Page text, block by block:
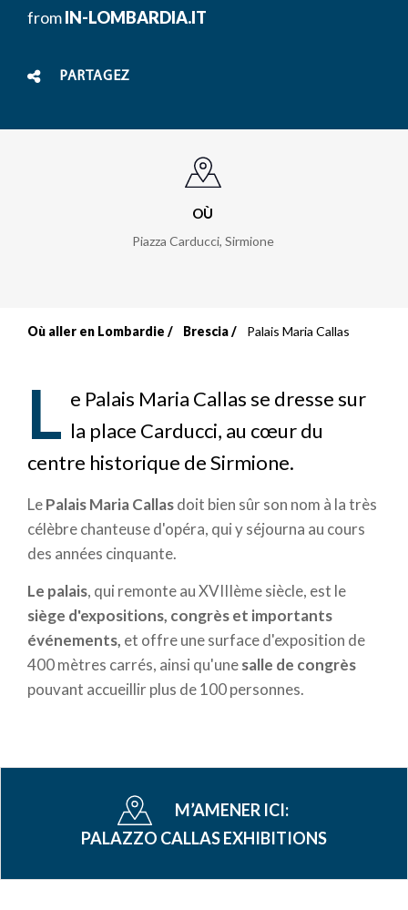
fromIN-LOMBARDIA.IT
PARTAGEZ
OÙ
Piazza Carducci, Sirmione
d'Ariane
Où aller en Lombardie Brescia Palais Maria Callas
L e Palais Maria Callas se dresse sur
la place Carducci, au cœur du
centre historique de Sirmione.
LePalais Maria Callasdoit bien sûr son nom à la très
célèbre chanteuse d'opéra, qui y séjourna au cours
des années cinquante.
Le palais, qui remonte au XVIIIème siècle, est le
siège d'expositions, congrès et importants
événements, et offre une surface d'exposition de
400 mètres carrés, ainsi qu'unesalle de congrès
pouvant accueillir plus de 100 personnes.
M’AMENER ICI:
PALAZZO CALLAS EXHIBITIONS